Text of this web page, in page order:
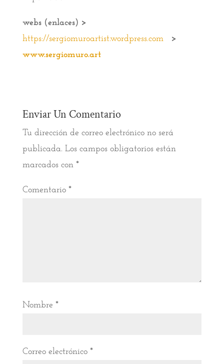
webs (enlaces) >
https://sergiomuroartist.wordpress.com>
www.sergiomuro.art
Enviar Un Comentario
Tu dirección de correo electrónico no será
publicada. Los campos obligatorios están
marcados con *
Comentario *
Nombre *
Correo electrónico *